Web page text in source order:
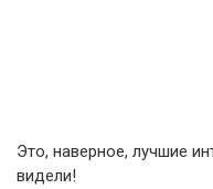
Это, наверное, лучшие
видели!